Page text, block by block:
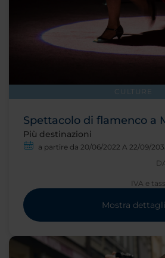
CULTURE
Spettacolo di flamenco a
Più destinazioni
a partire da 20/06/2022 A 22/09/
IVA e
Mostra dettagli